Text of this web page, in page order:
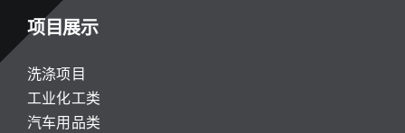
项目展示
洗涤项目
工业化工类
汽车用品类